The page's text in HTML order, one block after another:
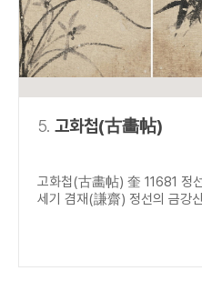
5. 고화첩(古畵帖)
고화첩(古畵帖) 奎 11681 정
세기 겸재(謙齋) 정선의 금강